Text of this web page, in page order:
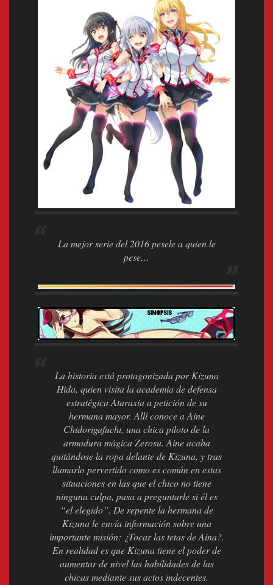
La mejor serie del 2016 pesele a quien le
pese…
La historia está protagonizada por Kizuna
Hida, quien visita la academia de defensa
estratégica Ataraxia a petición de su
hermana mayor. Allí conoce a Aine
Chidorigafuchi, una chica piloto de la
armadura mágica Zerosu. Aine acaba
quitándose la ropa delante de Kizuna, y tras
llamarlo pervertido como es común en estas
situaciones en las que el chico no tiene
ninguna culpa, pasa a preguntarle si él es
“el elegido”. De repente la hermana de
Kizuna le envía información sobre una
importante misión: ¿Tocar las tetas de Aina?.
En realidad es que Kizuna tiene el poder de
aumentar de nivel las habilidades de las
chicas mediante sus actos indecentes.